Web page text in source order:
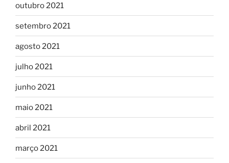
outubro 2021
setembro 2021
agosto 2021
julho 2021
junho 2021
maio 2021
abril 2021
março 2021